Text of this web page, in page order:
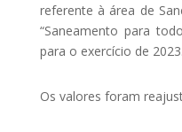
referente à área de
“Saneamento para
para o exercício de 2023.
Os valores foram